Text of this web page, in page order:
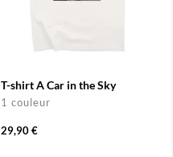
T-shirt A Car in the Sky
1 couleur
29,90 €